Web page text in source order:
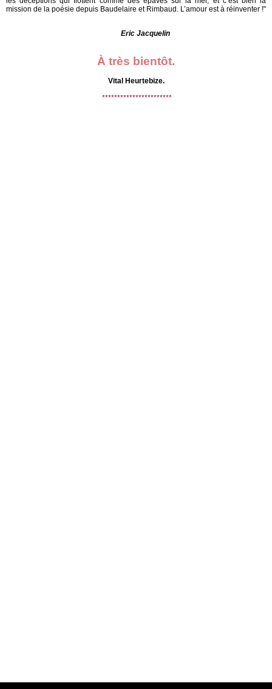
mission de la poésie depuis Baudelaire et Rimbaud. L’amour est à réinventer !"
Eric Jacquelin
À très bientôt.
Vital Heurtebize.
***********************